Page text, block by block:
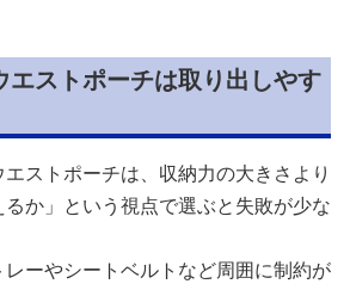
エストポーチは取り出しやす
ストポーチは、収納力の大きさより
か」という視点で選ぶと失敗が少な
ーやシートベルトなど周囲に制約が